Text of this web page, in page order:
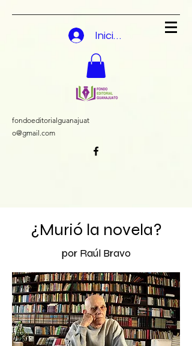
Iniciar sesión
fondoeditorialguanajuat
o@gmail.com
¿Murió la novela?
por Raúl Bravo